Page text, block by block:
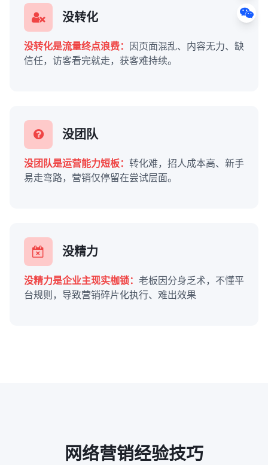
没转化
没转化是流量终点浪费： 因页面混乱、内容无力、缺
信任，访客看完就走，获客难持续。
没团队
没团队是运营能力短板： 转化难，招人成本高、新手
易走弯路，营销仅停留在尝试层面。
没精力
没精力是企业主现实枷锁： 老板因分身乏术，不懂平
台规则，导致营销碎片化执行、难出效果
网络营销经验技巧